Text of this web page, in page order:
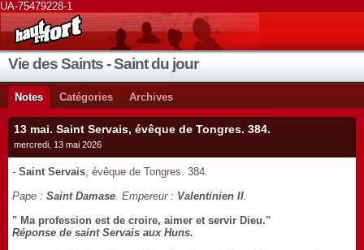
UA-75479228-1
Vie des Saints - Saint du jour
Notes Catégories Archives
13 mai. Saint Servais, évêque de Tongres. 384.
mercredi, 13 mai 2026
- Saint Servais, évêque de Tongres. 384.
Pape : Saint Damase. Empereur : Valentinien II.
" Ma profession est de croire, aimer et servir Dieu."
Réponse de saint Servais aux Huns.